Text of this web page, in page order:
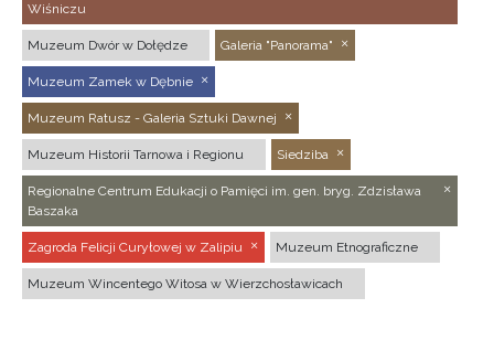
Wiśniczu
Muzeum Dwór w Dołędze Galeria "Panorama"
Muzeum Zamek w Dębnie
Muzeum Ratusz - Galeria Sztuki Dawnej
Muzeum Historii Tarnowa i Regionu Siedziba
Regionalne Centrum Edukacji o Pamięci im. gen. bryg. Zdzisława
Baszaka
Zagroda Felicji Curyłowej w Zalipiu Muzeum Etnograficzne
Muzeum Wincentego Witosa w Wierzchosławicach